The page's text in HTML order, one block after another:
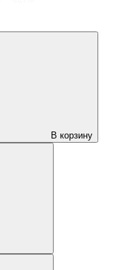
В корзину